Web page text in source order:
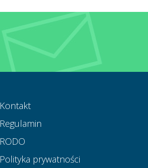
Kontakt
Regulamin
RODO
Polityka prywatności